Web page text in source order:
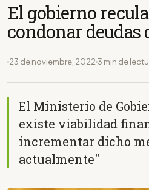
El gobierno
condonar deudas
23 de noviembre, 2022 3 min de
El Ministerio de
existe viabilidad
incrementar dicho
actualmente"